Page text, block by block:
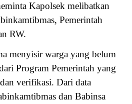
Kapolsek melibatkan
Pemerintah
RW.
menyisir warga yang belum
Program Pemerintah yang
verifikasi. Dari data
dan Babinsa